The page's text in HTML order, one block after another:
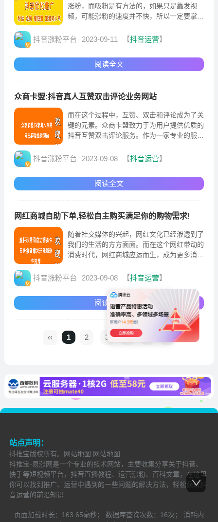
涨粉，而吸粉是有方法的，如果只是靠发视
频，可能涨粉的速度并不快，所以一定要掌握
抖音粉丝24小时下单快手涨粉快手怎么买粉
道，怎么能让抖音粉丝暴涨？2、...
抖音涨粉平台 2023-09-11 【抖音运营】
阅读全文
众商卡盟:抖音真人互赞双击评论业务网站
而在这个过程中，互赞、双击和评论成为了关
键的元素。众商卡盟致力于为用户提供优质的
抖音互赞双击评论服务。作为一家专业的服务
作，确保用户能够获得真实、高质量的互赞和
务，确保您的内容能够获得更多的喜欢和评
论，进一步提升其曝光度和可...
抖音涨粉平台 2023-09-08 【抖音运营】
阅读全文
网红商城自助下单,轻松自主购买满足你的购物需求!
随着社交媒体的兴起，网红文化已经渗透到了
我们的生活的方方面面。而在这个网红带动的
消费时代，网红商城应运而生，成为更多消费
魅力和便捷的购物方式，吸引着越来越多的消
卖点之一，让用户轻松自主购买所需要的商
抖音涨粉平台 2023-09-08 【抖音运营】
阅读全文
‹‹ 1 2 3 4
站点声明：
抖推宝版权所有。 网站地图 网站地图
抖推宝-易涨网是一个专业的技术网站，主要收集分享关于抖音、
快手等短视频平台，抖音直播教程、运营涨粉、百科文章，在这里
你可以找到推广、运营中遇到的一些问题的解决方法，轻松获取抖
音运营的前沿知识
页面加载时长： 163.65毫秒； 数据库查询次数： 16次；
消耗内